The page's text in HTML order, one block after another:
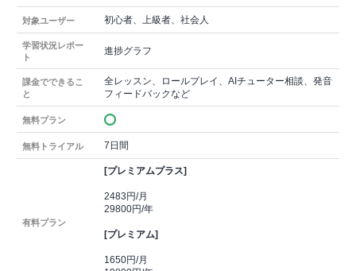
対象ユーザー 初心者、上級者、社会人
学習状況レポー
ト
進捗グラフ
課金でできるこ
と
全レッスン、ロールプレイ、AIチューター相談、発音
フィードバックなど
無料プラン
無料トライアル 7日間
有料プラン
[プレミアムプラス]
2483円/月
29800円/年
[プレミアム]
1650円/月